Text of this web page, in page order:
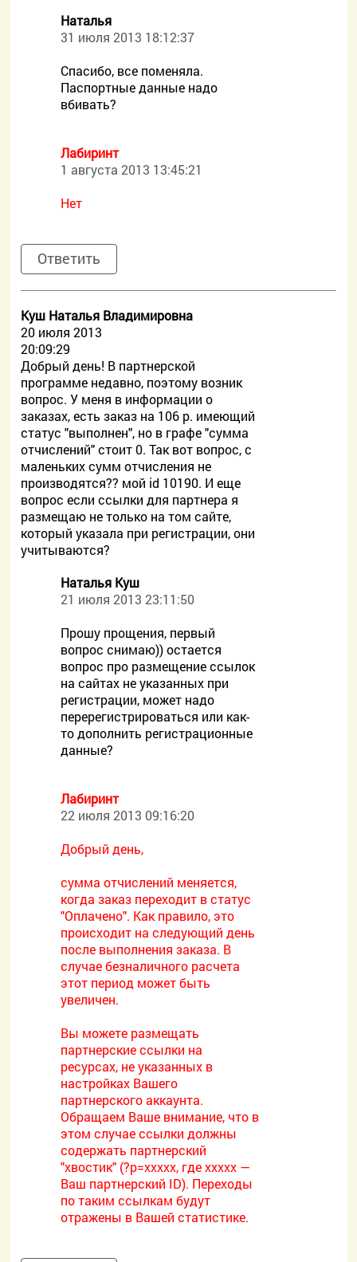
Наталья
31 июля 2013 18:12:37
Спасибо, все поменяла.
Паспортные данные надо
вбивать?
Лабиринт
1 августа 2013 13:45:21
Нет
Ответить
Куш Наталья Владимировна
20 июля 2013
20:09:29
Добрый день! В партнерской
программе недавно, поэтому возник
вопрос. У меня в информации о
заказах, есть заказ на 106 р. имеющий
статус "выполнен", но в графе "сумма
отчислений" стоит 0. Так вот вопрос, с
маленьких сумм отчисления не
производятся?? мой id 10190. И еще
вопрос если ссылки для партнера я
размещаю не только на том сайте,
который указала при регистрации, они
учитываются?
Наталья Куш
21 июля 2013 23:11:50
Прошу прощения, первый
вопрос снимаю)) остается
вопрос про размещение ссылок
на сайтах не указанных при
регистрации, может надо
перерегистрироваться или как-
то дополнить регистрационные
данные?
Лабиринт
22 июля 2013 09:16:20
Добрый день,
сумма отчислений меняется,
когда заказ переходит в статус
"Оплачено". Как правило, это
происходит на следующий день
после выполнения заказа. В
случае безналичного расчета
этот период может быть
увеличен.
Вы можете размещать
партнерские ссылки на
ресурсах, не указанных в
настройках Вашего
партнерского аккаунта.
Обращаем Ваше внимание, что в
этом случае ссылки должны
содержать партнерский
"хвостик" (?p=xxxxx, где xxxxx —
Ваш партнерский ID). Переходы
по таким ссылкам будут
отражены в Вашей статистике.